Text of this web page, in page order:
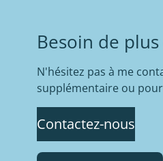
Besoin de
N'hésitez pas à me
supplémentaire ou
Contactez-nous